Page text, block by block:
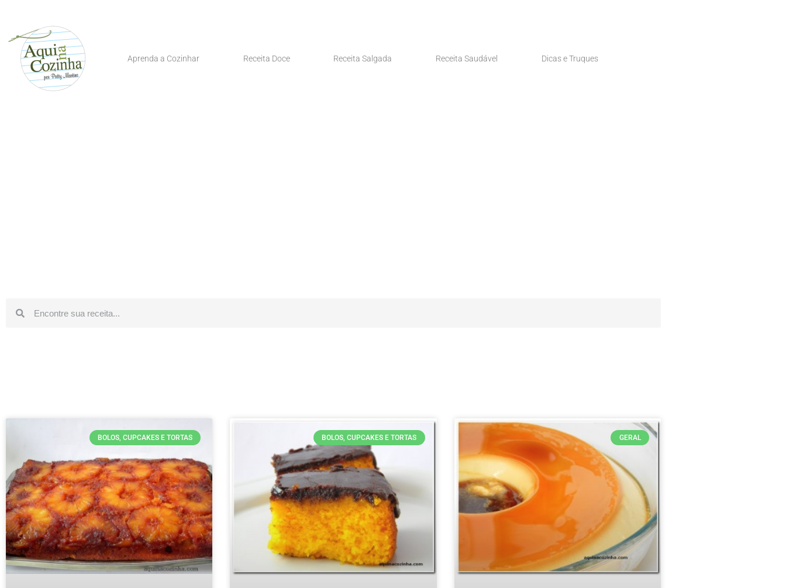
Aprenda a Cozinhar Receita Doce Receita Salgada Receita Saudável Dicas e Truques
BOLOS, CUPCAKES E TORTAS BOLOS, CUPCAKES E TORTAS GERAL